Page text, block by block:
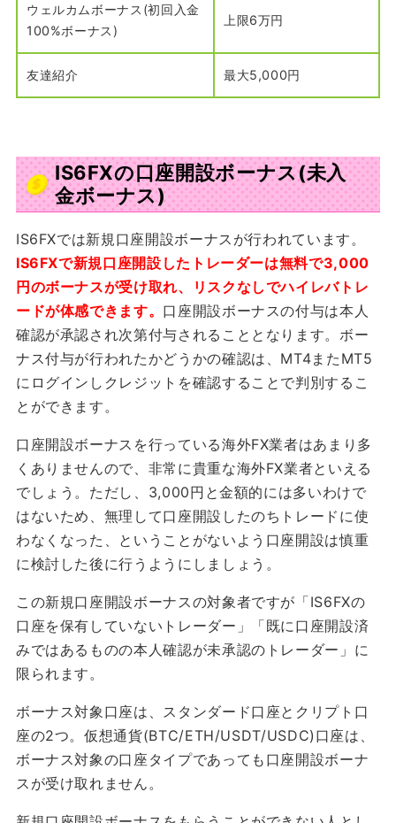
ウェルカムボーナス(初回入金
100%ボーナス)
上限6万円
友達紹介 最大5,000円
IS6FXの口座開設ボーナス(未入
金ボーナス)
IS6FXでは新規口座開設ボーナスが行われています。
IS6FXで新規口座開設したトレーダーは無料で3,000
円のボーナスが受け取れ、リスクなしでハイレバトレ
ードが体感できます。 口座開設ボーナスの付与は本人
確認が承認され次第付与されることとなります。ボー
ナス付与が行われたかどうかの確認は、MT4またMT5
にログインしクレジットを確認することで判別するこ
とができます。
口座開設ボーナスを行っている海外FX業者はあまり多
くありませんので、非常に貴重な海外FX業者といえる
でしょう。ただし、3,000円と金額的には多いわけで
はないため、無理して口座開設したのちトレードに使
わなくなった、ということがないよう口座開設は慎重
に検討した後に行うようにしましょう。
この新規口座開設ボーナスの対象者ですが「IS6FXの
口座を保有していないトレーダー」「既に口座開設済
みではあるものの本人確認が未承認のトレーダー」に
限られます。
ボーナス対象口座は、スタンダード口座とクリプト口
座の2つ。仮想通貨(BTC/ETH/USDT/USDC)口座は、
ボーナス対象の口座タイプであっても口座開設ボーナ
スが受け取れません。